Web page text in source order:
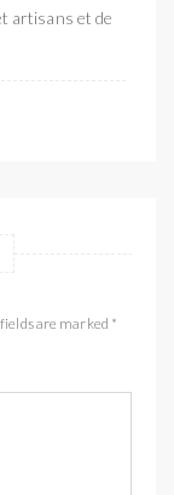
artisans et de
are marked *